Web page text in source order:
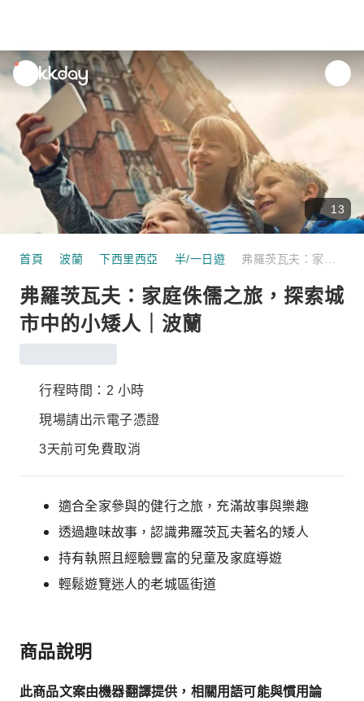
unread
notifications
13
首頁 波蘭 下西里西亞 半/一日遊
弗羅茨瓦夫：家庭侏儒之旅，探索城
市中的小矮人｜波蘭
行程時間：2 小時
現場請出示電子憑證
3天前可免費取消
適合全家參與的健行之旅，充滿故事與樂趣
透過趣味故事，認識弗羅茨瓦夫著名的矮人
持有執照且經驗豐富的兒童及家庭導遊
輕鬆遊覽迷人的老城區街道
商品說明
此商品文案由機器翻譯提供，相關用語可能與慣用論